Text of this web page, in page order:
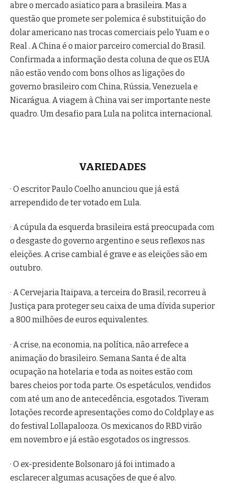
abre o mercado asiatico para a brasileira. Mas a
questão que promete ser polemica é substituição do
dolar americano nas trocas comerciais pelo Yuam e o
Real . A China é o maior parceiro comercial do Brasil.
Confirmada a informação desta coluna de que os EUA
não estão vendo com bons olhos as ligações do
governo brasileiro com China, Rússia, Venezuela e
Nicarágua. A viagem à China vai ser importante neste
quadro. Um desafio para Lula na politca internacional.
VARIEDADES
· O escritor Paulo Coelho anunciou que já está
arrependido de ter votado em Lula.
· A cúpula da esquerda brasileira está preocupada com
o desgaste do governo argentino e seus reflexos nas
eleições. A crise cambial é grave e as eleições são em
outubro.
· A Cervejaria Itaipava, a terceira do Brasil, recorreu à
Justiça para proteger seu caixa de uma dívida superior
a 800 milhões de euros equivalentes.
· A crise, na economia, na política, não arrefece a
animação do brasileiro. Semana Santa é de alta
ocupação na hotelaria e toda as noites estão com
bares cheios por toda parte. Os espetáculos, vendidos
com até um ano de antecedência, esgotados. Tiveram
lotações recorde apresentações como do Coldplay e as
do festival Lollapalooza. Os mexicanos do RBD virão
em novembro e já estão esgotados os ingressos.
· O ex-presidente Bolsonaro já foi intimado a
esclarecer algumas acusações de que é alvo.